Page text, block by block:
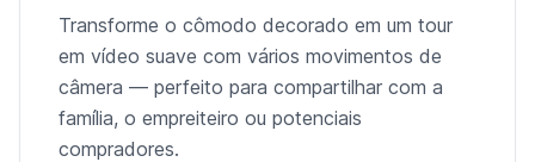
Transforme o cômodo decorado em um tour
em vídeo suave com vários movimentos de
câmera — perfeito para compartilhar com a
família, o empreiteiro ou potenciais
compradores.